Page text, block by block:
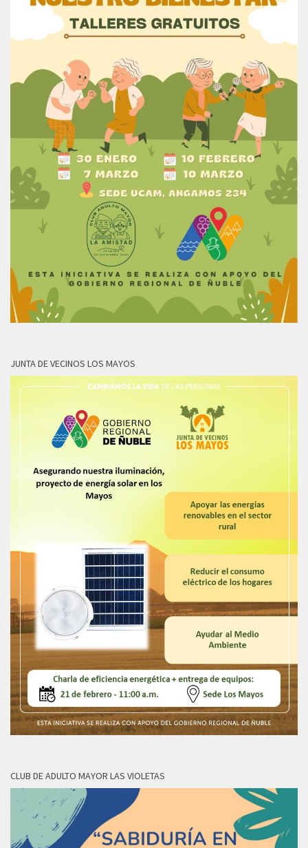
JUNTA DE VECINOS LOS MAYOS
CLUB DE ADULTO MAYOR LAS VIOLETAS